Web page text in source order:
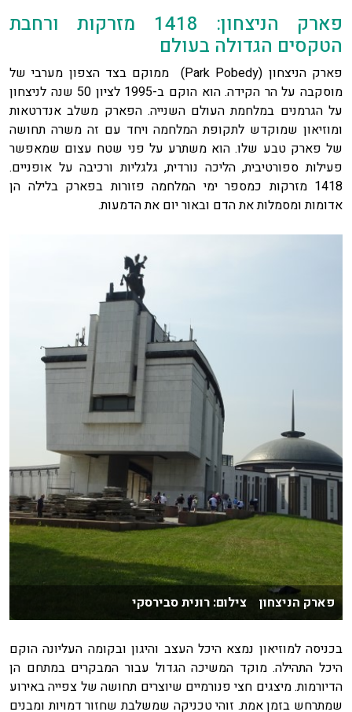
פארק הניצחון: 1418 מזרקות ורחבת
הטקסים הגדולה בעולם
פארק הניצחון (Park Pobedy) ממוקם בצד הצפון מערבי של
מוסקבה על הר הקידה. הוא הוקם ב-1995 לציון 50 שנה לניצחון
על הגרמנים במלחמת העולם השנייה. הפארק משלב אנדרטאות
ומוזיאון שמוקדש לתקופת המלחמה ויחד עם זה משרה תחושה
של פארק טבע שלו. הוא משתרע על פני שטח עצום שמאפשר
פעילות ספורטיבית, הליכה נורדית, גלגליות ורכיבה על אופניים.
1418 מזרקות כמספר ימי המלחמה פזורות בפארק בלילה הן
אדומות ומסמלות את הדם ובאור יום את הדמעות.
פארק הניצחון צילום: רונית סבירסקי
בכניסה למוזיאון נמצא היכל העצב והיגון ובקומה העליונה הוקם
היכל התהילה. מוקד המשיכה הגדול עבור המבקרים במתחם הן
הדיורמות. מיצגים חצי פנורמיים שיוצרים תחושה של צפייה באירוע
שמתרחש בזמן אמת. זוהי טכניקה שמשלבת שחזור דמויות ומבנים